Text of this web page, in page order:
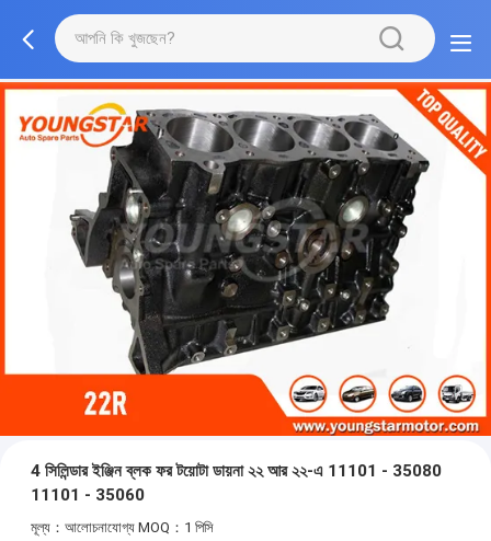
4 সিলিন্ডার ইঞ্জিন ব্লক ফর টয়োটা ডায়না ২২ আর ২২-এ 11101 - 35080
11101 - 35060
মূল্য：আলোচনাযোগ্য MOQ：1 পিসি